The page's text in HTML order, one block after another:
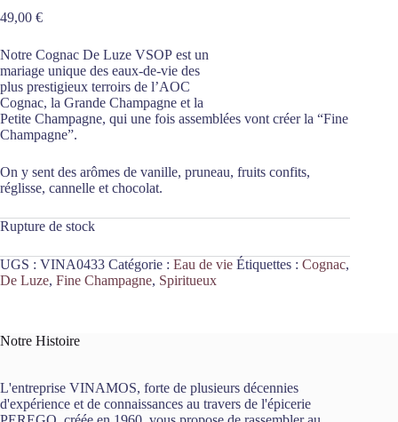
49,00 €
Notre Cognac De Luze VSOP est un
mariage unique des eaux-de-vie des
plus prestigieux terroirs de l’AOC
Cognac, la Grande Champagne et la
Petite Champagne, qui une fois assemblées vont créer la “Fine
Champagne”.
On y sent des arômes de vanille, pruneau, fruits confits,
réglisse, cannelle et chocolat.
Rupture de stock
UGS : VINA0433 Catégorie : Eau de vie Étiquettes : Cognac,
De Luze, Fine Champagne, Spiritueux
Notre Histoire
L'entreprise VINAMOS, forte de plusieurs décennies
d'expérience et de connaissances au travers de l'épicerie